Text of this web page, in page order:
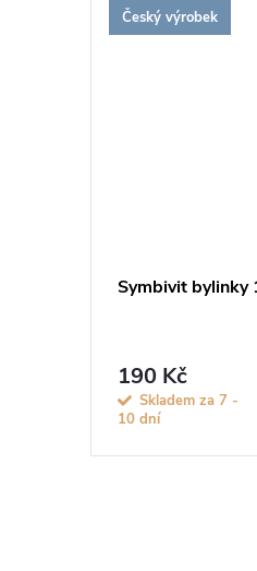
Český výrobek
Symbivit bylinky
190 Kč
Skladem za 7 -
10 dní